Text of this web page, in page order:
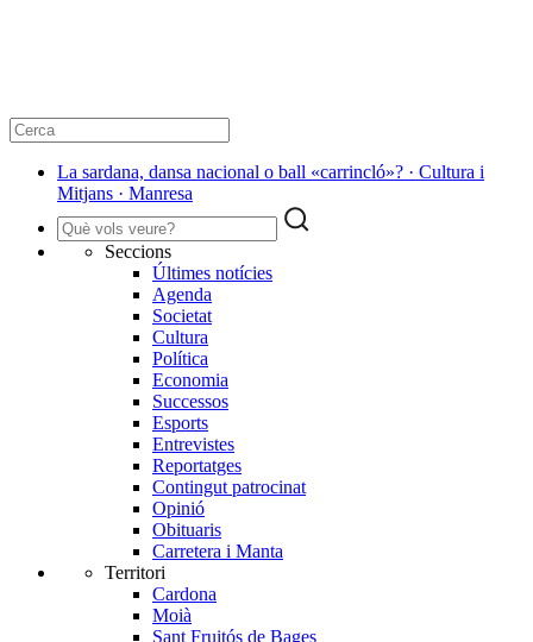
La sardana, dansa nacional o ball «carrincló»? · Cultura i
Mitjans · Manresa
Seccions
Últimes notícies
Agenda
Societat
Cultura
Política
Economia
Successos
Esports
Entrevistes
Reportatges
Contingut patrocinat
Opinió
Obituaris
Carretera i Manta
Territori
Cardona
Moià
Sant Fruitós de Bages